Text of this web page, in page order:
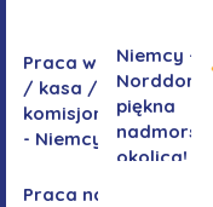
Praca w sklepie
/ kasa /
komisjonowanie
- Niemcy
Niemcy -
Norddorf
piękna
nadmorska
okolica!
Praca na